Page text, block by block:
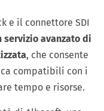
e il connettore SDI
servizio avanzato di
, che consente
compatibili con i
tempo e risorse.